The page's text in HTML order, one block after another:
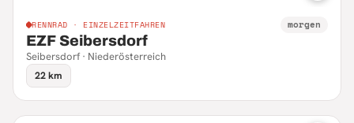
RENNRAD · EINZELZEITFAHREN morgen
EZF Seibersdorf
Seibersdorf · Niederösterreich
22 km